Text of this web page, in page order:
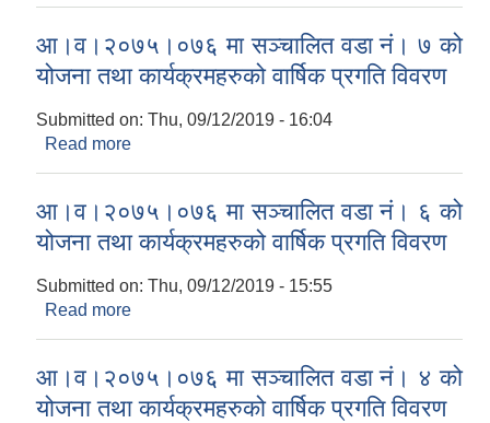
आ।व।२०७५।०७६ मा सञ्चालित वडा नं। ७ को
योजना तथा कार्यक्रमहरुको वार्षिक प्रगति विवरण
Submitted on: Thu, 09/12/2019 - 16:04
Read more
आ।व।२०७५।०७६ मा सञ्चालित वडा नं। ६ को
योजना तथा कार्यक्रमहरुको वार्षिक प्रगति विवरण
Submitted on: Thu, 09/12/2019 - 15:55
Read more
आ।व।२०७५।०७६ मा सञ्चालित वडा नं। ४ को
योजना तथा कार्यक्रमहरुको वार्षिक प्रगति विवरण